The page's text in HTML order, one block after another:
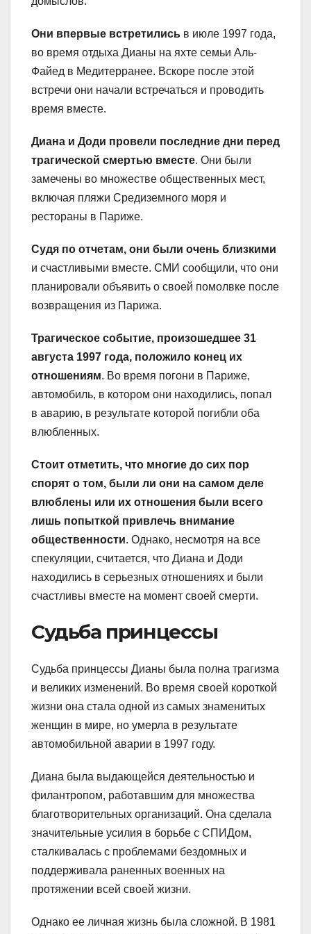
Они впервые встретились в июле 1997 года,
во время отдыха Дианы на яхте семьи Аль-
Файед в Медитерранее. Вскоре после этой
встречи они начали встречаться и проводить
время вместе.
Диана и Доди провели последние дни перед
трагической смертью вместе. Они были
замечены во множестве общественных мест,
включая пляжи Средиземного моря и
рестораны в Париже.
Судя по отчетам, они были очень близкими
и счастливыми вместе. СМИ сообщили, что они
планировали объявить о своей помолвке после
возвращения из Парижа.
Трагическое событие, произошедшее 31
августа 1997 года, положило конец их
отношениям. Во время погони в Париже,
автомобиль, в котором они находились, попал
в аварию, в результате которой погибли оба
влюбленных.
Стоит отметить, что многие до сих пор
спорят о том, были ли они на самом деле
влюблены или их отношения были всего
лишь попыткой привлечь внимание
общественности. Однако, несмотря на все
спекуляции, считается, что Диана и Доди
находились в серьезных отношениях и были
счастливы вместе на момент своей смерти.
Судьба принцессы
Судьба принцессы Дианы была полна трагизма
и великих изменений. Во время своей короткой
жизни она стала одной из самых знаменитых
женщин в мире, но умерла в результате
автомобильной аварии в 1997 году.
Диана была выдающейся деятельностью и
филантропом, работавшим для множества
благотворительных организаций. Она сделала
значительные усилия в борьбе с СПИДом,
сталкивалась с проблемами бездомных и
поддерживала раненных военных на
протяжении всей своей жизни.
Однако ее личная жизнь была сложной. В 1981